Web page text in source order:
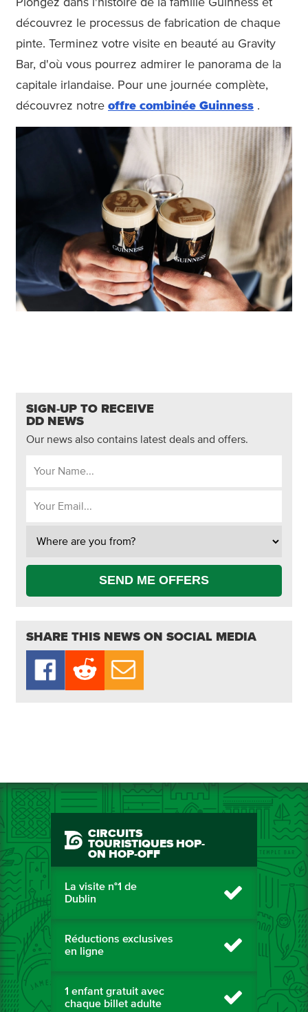
Plongez dans l'histoire de la famille Guinness et
découvrez le processus de fabrication de chaque
pinte. Terminez votre visite en beauté au Gravity
Bar, d'où vous pourrez admirer le panorama de la
capitale irlandaise. Pour une journée complète,
découvrez notre offre combinée Guinness .
SIGN-UP TO RECEIVE
DD NEWS
Our news also contains latest deals and offers.
SEND ME OFFERS
SHARE THIS NEWS ON SOCIAL MEDIA
CIRCUITS
TOURISTIQUES HOP-
ON HOP-OFF
La visite n°1 de
Dublin
Réductions exclusives
en ligne
1 enfant gratuit avec
chaque billet adulte